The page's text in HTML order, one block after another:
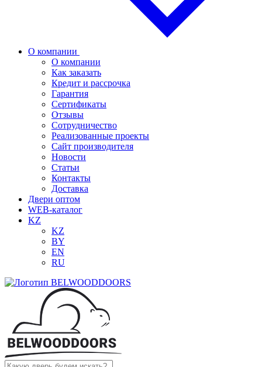
О компании
О компании
Как заказать
Кредит и рассрочка
Гарантия
Сертификаты
Отзывы
Сотрудничество
Реализованные проекты
Сайт производителя
Новости
Статьи
Контакты
Доставка
Двери оптом
WEB-каталог
KZ
KZ
BY
EN
RU